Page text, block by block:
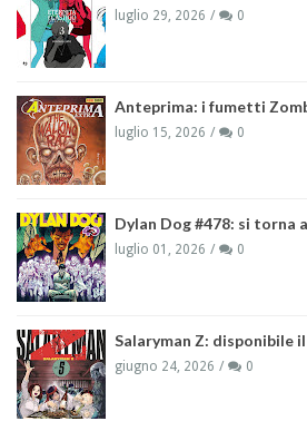
luglio 29, 2026 0
Anteprima: i fumetti
luglio 15, 2026 0
Dylan Dog #478: si torna
luglio 01, 2026 0
Salaryman Z: disponibile
giugno 24, 2026 0